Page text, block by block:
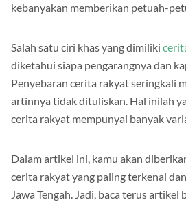
kebanyakan memberikan petuah-
Salah satu ciri khas yang dimiliki
diketahui siapa pengarangnya dan
Penyebaran cerita rakyat seringkali
artinnya tidak dituliskan. Hal inilah
cerita rakyat mempunyai banyak
Dalam artikel ini, kamu akan
cerita rakyat yang paling terkenal
Jawa Tengah. Jadi, baca terus artikel